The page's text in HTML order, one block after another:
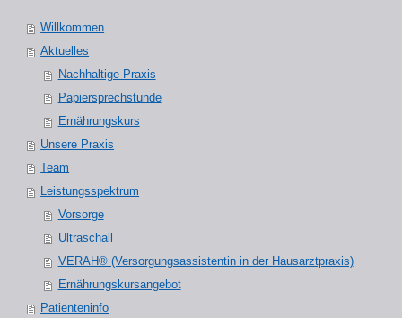
Willkommen
Aktuelles
Nachhaltige Praxis
Papiersprechstunde
Ernährungskurs
Unsere Praxis
Team
Leistungsspektrum
Vorsorge
Ultraschall
VERAH® (Versorgungsassistentin in der Hausarztpraxis)
Ernährungskursangebot
Patienteninfo